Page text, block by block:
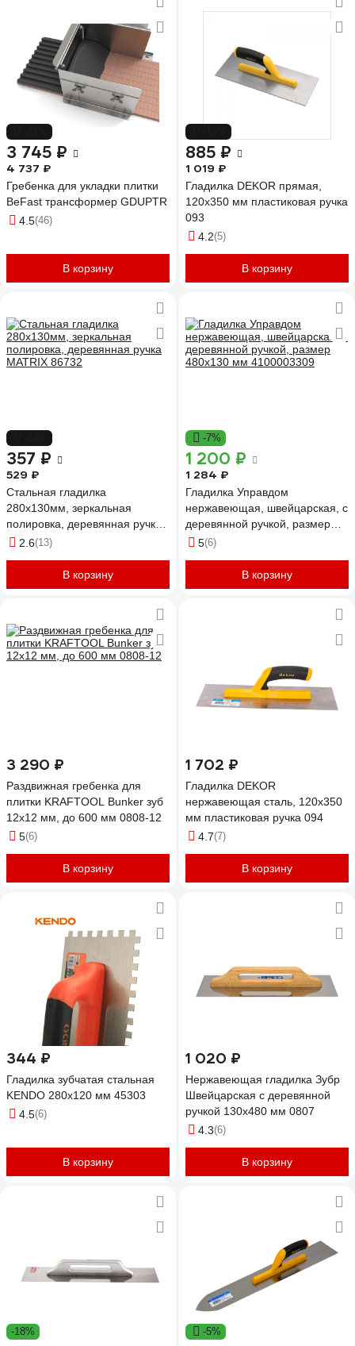
3 745 ₽
4 737 ₽
Гребенка для укладки плитки
BeFast трансформер GDUPTR
4.5(46)
В корзину
885 ₽
1 019 ₽
Гладилка DEKOR прямая,
120х350 мм пластиковая ручка
093
4.2(5)
В корзину
357 ₽
529 ₽
Стальная гладилка
280х130мм, зеркальная
полировка, деревянная ручка
MATRIX 86732
2.6(13)
В корзину
-7%
1 200 ₽
1 284 ₽
Гладилка Управдом
нержавеющая, швейцарская, с
деревянной ручкой, размер
480х130 мм 4100003309
5(6)
В корзину
3 290 ₽
Раздвижная гребенка для
плитки KRAFTOOL Bunker зуб
12x12 мм, до 600 мм 0808-12
5(6)
В корзину
1 702 ₽
Гладилка DEKOR
нержавеющая сталь, 120х350
мм пластиковая ручка 094
4.7(7)
В корзину
344 ₽
Гладилка зубчатая стальная
KENDO 280x120 мм 45303
4.5(6)
В корзину
1 020 ₽
Нержавеющая гладилка Зубр
Швейцарская с деревянной
ручкой 130x480 мм 0807
4.3(6)
В корзину
-18% -5%